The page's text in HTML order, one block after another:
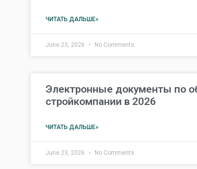
ЧИТАТЬ ДАЛЬШЕ»
June 23, 2026 No Comments
Электронные документы по
стройкомпании в 2026
ЧИТАТЬ ДАЛЬШЕ»
June 23, 2026 No Comments